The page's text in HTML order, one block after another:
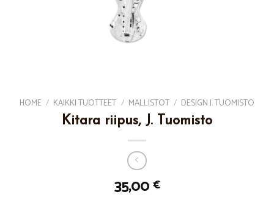
HOME / KAIKKI TUOTTEET / MALLISTOT / DESIGN J. TUOMISTO
Kitara riipus, J. Tuomisto
35,00 €